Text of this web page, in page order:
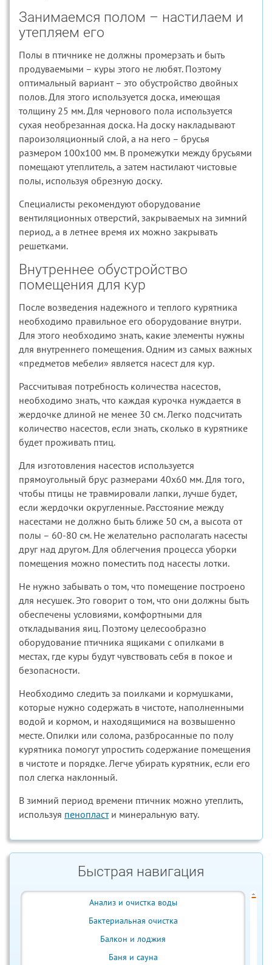
Занимаемся полом – настилаем и
утепляем его
Полы в птичнике не должны промерзать и быть
продуваемыми – куры этого не любят. Поэтому
оптимальный вариант – это обустройство двойных
полов. Для этого используется доска, имеющая
толщину 25 мм. Для чернового пола используется
сухая необрезанная доска. На доску накладывают
пароизоляционный слой, а на него – брусья
размером 100х100 мм. В промежутки между брусьями
помещают утеплитель, а затем настилают чистовые
полы, используя обрезную доску.
Специалисты рекомендуют оборудование
вентиляционных отверстий, закрываемых на зимний
период, а в летнее время их можно закрывать
решетками.
Внутреннее обустройство
помещения для кур
После возведения надежного и теплого курятника
необходимо правильное его оборудование внутри.
Для этого необходимо знать, какие элементы нужны
для внутреннего помещения. Одним из самых важных
«предметов мебели» является насест для кур.
Рассчитывая потребность количества насестов,
необходимо знать, что каждая курочка нуждается в
жердочке длиной не менее 30 см. Легко подсчитать
количество насестов, если знать, сколько в курятнике
будет проживать птиц.
Для изготовления насестов используется
прямоугольный брус размерами 40х60 мм. Для того,
чтобы птицы не травмировали лапки, лучше будет,
если жердочки округленные. Расстояние между
насестами не должно быть ближе 50 см, а высота от
полы – 60-80 см. Не желательно располагать насесты
друг над другом. Для облегчения процесса уборки
помещения можно поместить под насесты лотки.
Не нужно забывать о том, что помещение построено
для несушек. Это говорит о том, что они должны быть
обеспечены условиями, комфортными для
откладывания яиц. Поэтому целесообразно
оборудование птичника ящиками с опилками в
местах, где куры будут чувствовать себя в покое и
безопасности.
Необходимо следить за поилками и кормушками,
которые нужно содержать в чистоте, наполненными
водой и кормом, и находящимися на возвышенно
месте. Опилки или солома, разбросанные по полу
курятника помогут упростить содержание помещения
в чистоте и порядке. Легче убирать курятник, если его
пол слегка наклонный.
В зимний период времени птичник можно утеплить,
используя пенопласти минеральную вату.
Быстрая навигация
Анализ и очистка воды
Бактериальная очистка
Балкон и лоджия
Баня и сауна